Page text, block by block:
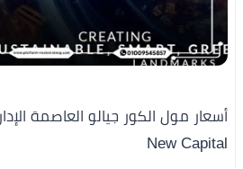
New Capital